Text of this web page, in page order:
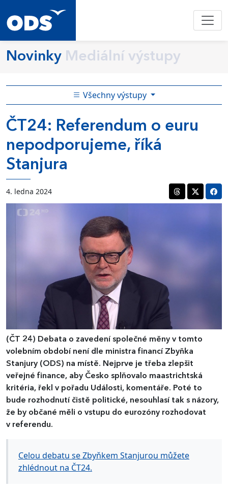
Novinky Mediální výstupy
Všechny výstupy
ČT24: Referendum o euru
nepodporujeme, říká
Stanjura
4. ledna 2024
(ČT 24) Debata o zavedení společné měny v tomto
volebním období není dle ministra financí Zbyňka
Stanjury (ODS) na místě. Nejprve je třeba zlepšit
veřejné finance, aby Česko splňovalo maastrichtská
kritéria, řekl v pořadu Události, komentáře. Poté to
bude rozhodnutí čistě politické, nesouhlasí tak s názory,
že by občané měli o vstupu do eurozóny rozhodovat
v referendu.
Celou debatu se Zbyňkem Stanjurou můžete
zhlédnout na ČT24.